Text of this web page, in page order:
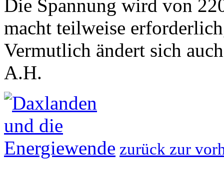
Die Spannung wird von
macht teilweise
Vermutlich ändert sich
A.H.
zurück zur